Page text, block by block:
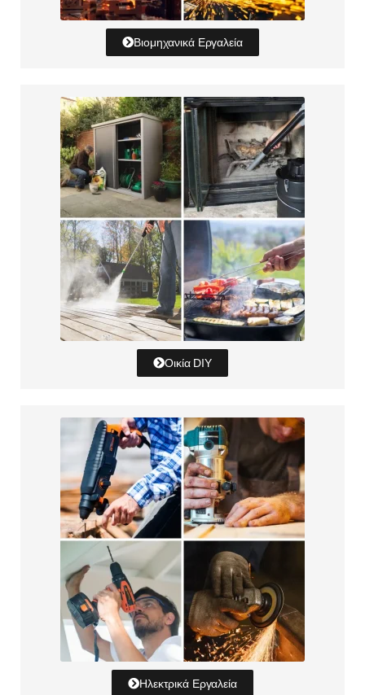
Βιομηχανικά Εργαλεία
Οικία DIY
Ηλεκτρικά Εργαλεία